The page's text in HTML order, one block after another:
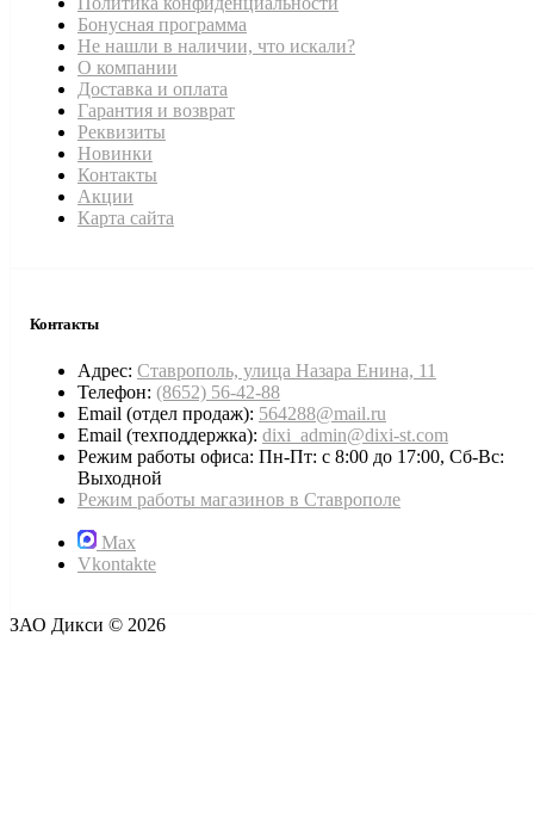
Бонусная программа
Не нашли в наличии, что искали?
О компании
Доставка и оплата
Гарантия и возврат
Реквизиты
Новинки
Контакты
Акции
Карта сайта
Контакты
Адрес: Ставрополь, улица Назара Енина, 11
Телефон: (8652) 56-42-88
Email (отдел продаж): 564288@mail.ru
Email (техподдержка): dixi_admin@dixi-st.com
Режим работы офиса: Пн-Пт: с 8:00 до 17:00, Сб-Вс:
Выходной
Режим работы магазинов в Ставрополе
Max
Vkontakte
ЗАО Дикси © 2026